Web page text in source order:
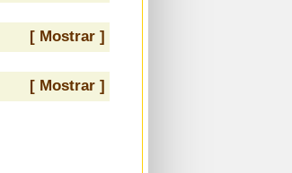
[ Mostrar ]
[ Mostrar ]